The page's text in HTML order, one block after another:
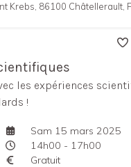
Krebs, 86100 Châtellerault,
les expériences
!
Sam 15 mars 2025
14h00 - 17h00
Gratuit